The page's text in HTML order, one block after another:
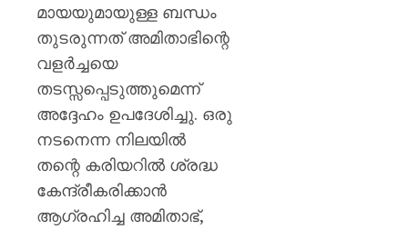
മായയുമായുള്ള ബന്ധം
തുടരുന്നത് അമിതാഭിന്റെ
വളർച്ചയെ
തടസ്സപ്പെടുത്തുമെന്ന്
അദ്ദേഹം ഉപദേശിച്ചു. ഒരു
നടനെന്ന നിലയിൽ
തന്റെ കരിയറിൽ ശ്രദ്ധ
കേന്ദ്രീകരിക്കാൻ
ആഗ്രഹിച്ച അമിതാഭ്,